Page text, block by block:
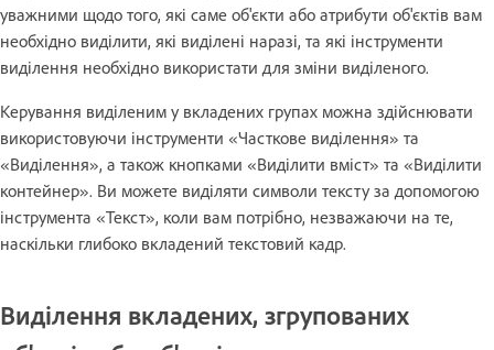
уважними щодо того, які саме об'єкти або атрибути об'єктів вам
необхідно виділити, які виділені наразі, та які інструменти
виділення необхідно використати для зміни виділеного.
Керування виділеним у вкладених групах можна здійснювати
використовуючи інструменти «Часткове виділення» та
«Виділення», а також кнопками «Виділити вміст» та «Виділити
контейнер». Ви можете виділяти символи тексту за допомогою
інструмента «Текст», коли вам потрібно, незважаючи на те,
наскільки глибоко вкладений текстовий кадр.
Виділення вкладених, згрупованих